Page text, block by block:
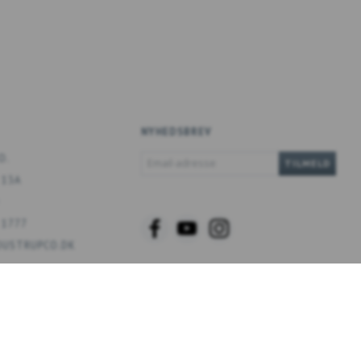
NYHEDSBREV
TILMELD